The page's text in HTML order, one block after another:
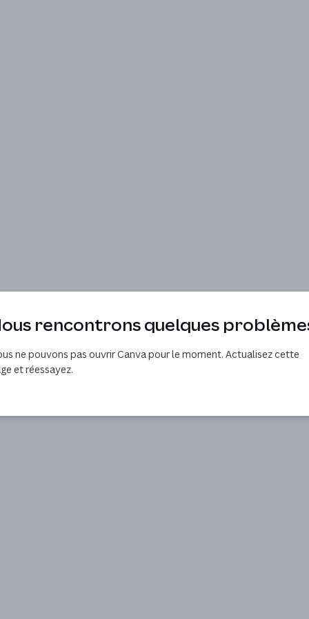
rencontrons quelques
ne pouvons pas ouvrir Canva pour le moment. Actualisez cette
et réessayez.